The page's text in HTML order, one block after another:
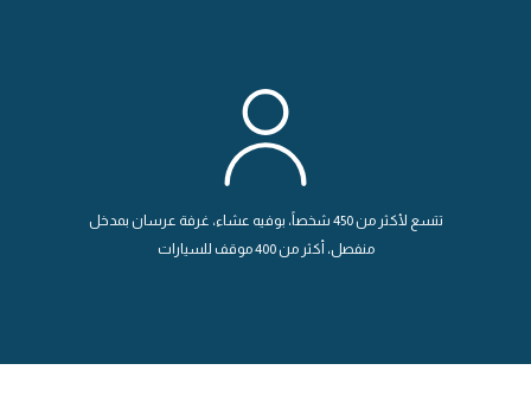
تتسع لأكثر من 450 شخصاً، بوفيه عشاء، غرفة عرسان بمدخل
منفصل، أكثر من 400 موقف للسيارات